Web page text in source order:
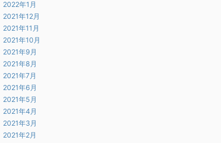
2022年1月
2021年12月
2021年11月
2021年10月
2021年9月
2021年8月
2021年7月
2021年6月
2021年5月
2021年4月
2021年3月
2021年2月